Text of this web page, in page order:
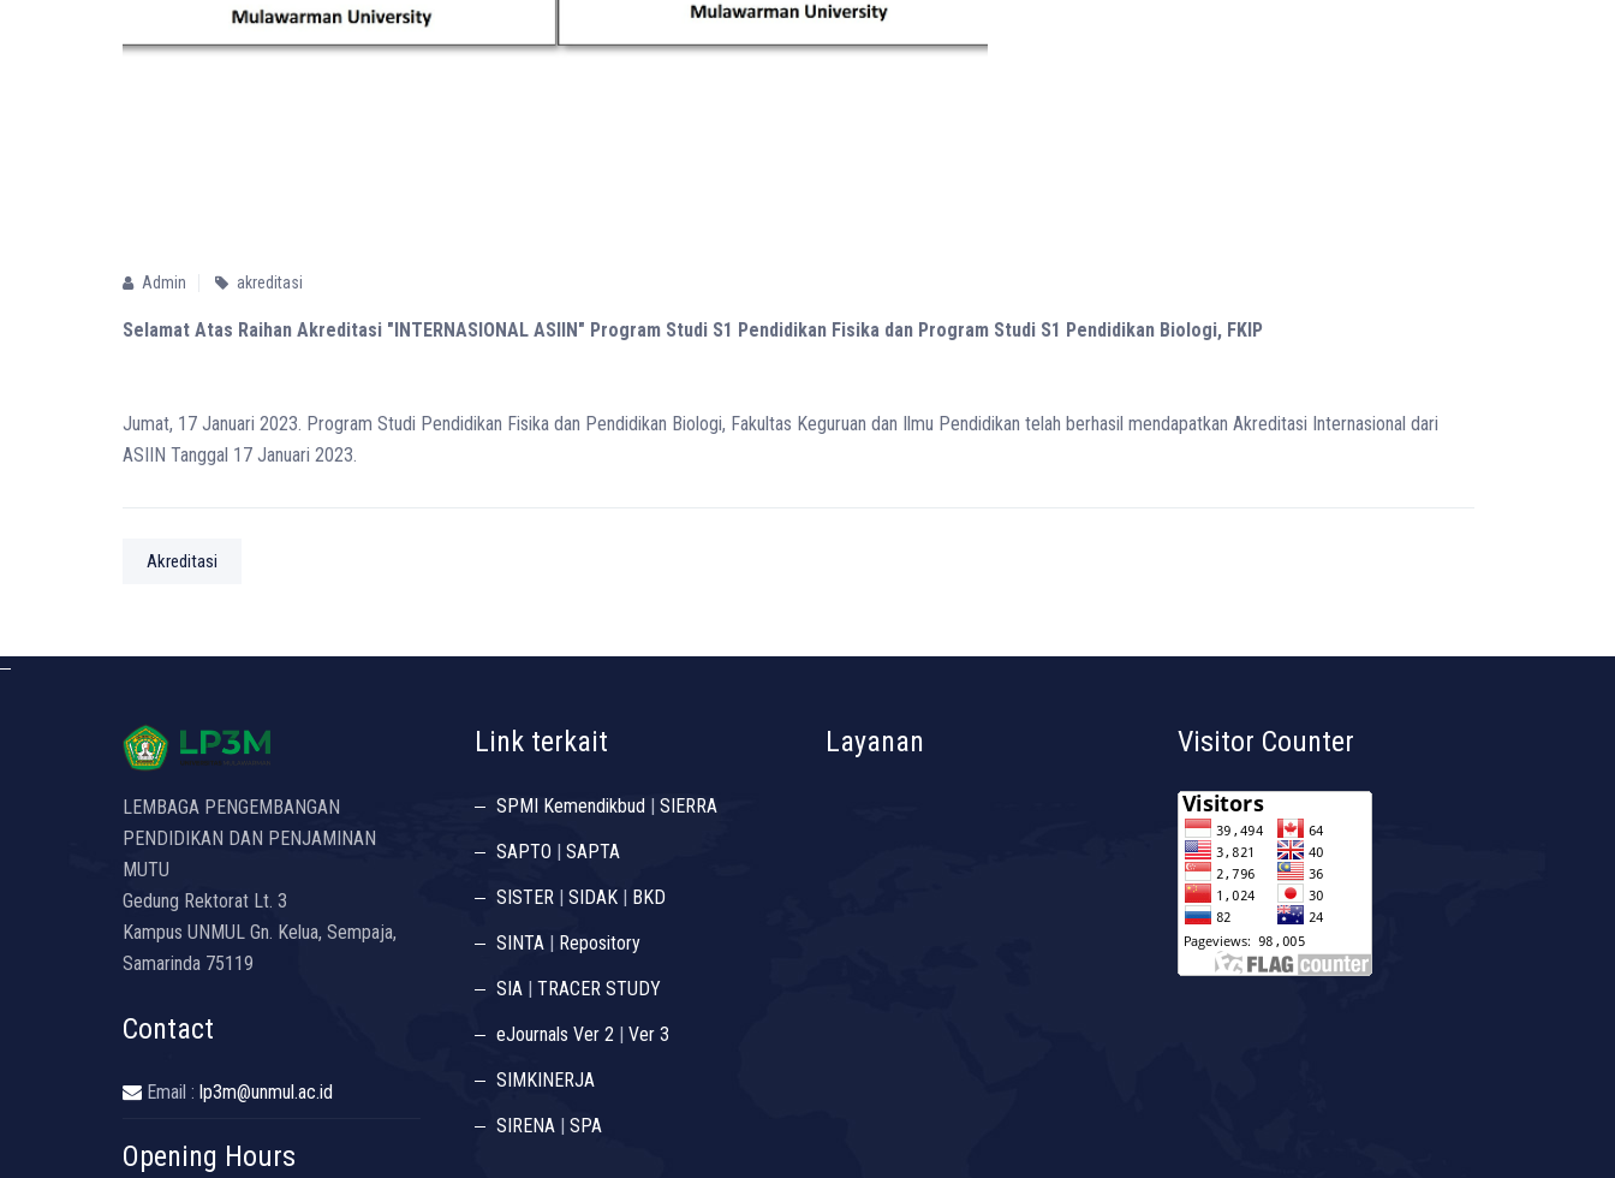
Admin akreditasi
Selamat Atas Raihan Akreditasi "INTERNASIONAL ASIIN" Program Studi S1 Pendidikan Fisika dan Program Studi S1 Pendidikan Biologi, FKIP
Jumat, 17 Januari 2023. Program Studi Pendidikan Fisika dan Pendidikan Biologi, Fakultas Keguruan dan Ilmu Pendidikan telah berhasil mendapatkan Akreditasi Internasional dari
ASIIN Tanggal 17 Januari 2023.
Akreditasi
LEMBAGA PENGEMBANGAN
PENDIDIKAN DAN PENJAMINAN
MUTU
Gedung Rektorat Lt. 3
Kampus UNMUL Gn. Kelua, Sempaja,
Samarinda 75119
Contact
Email : lp3m@unmul.ac.id
Opening Hours
Link terkait
SPMI Kemendikbud | SIERRA
SAPTO | SAPTA
SISTER| SIDAK| BKD
SINTA| Repository
SIA| TRACER STUDY
eJournals Ver 2 | Ver 3
SIMKINERJA
SIRENA| SPA
Layanan Visitor Counter